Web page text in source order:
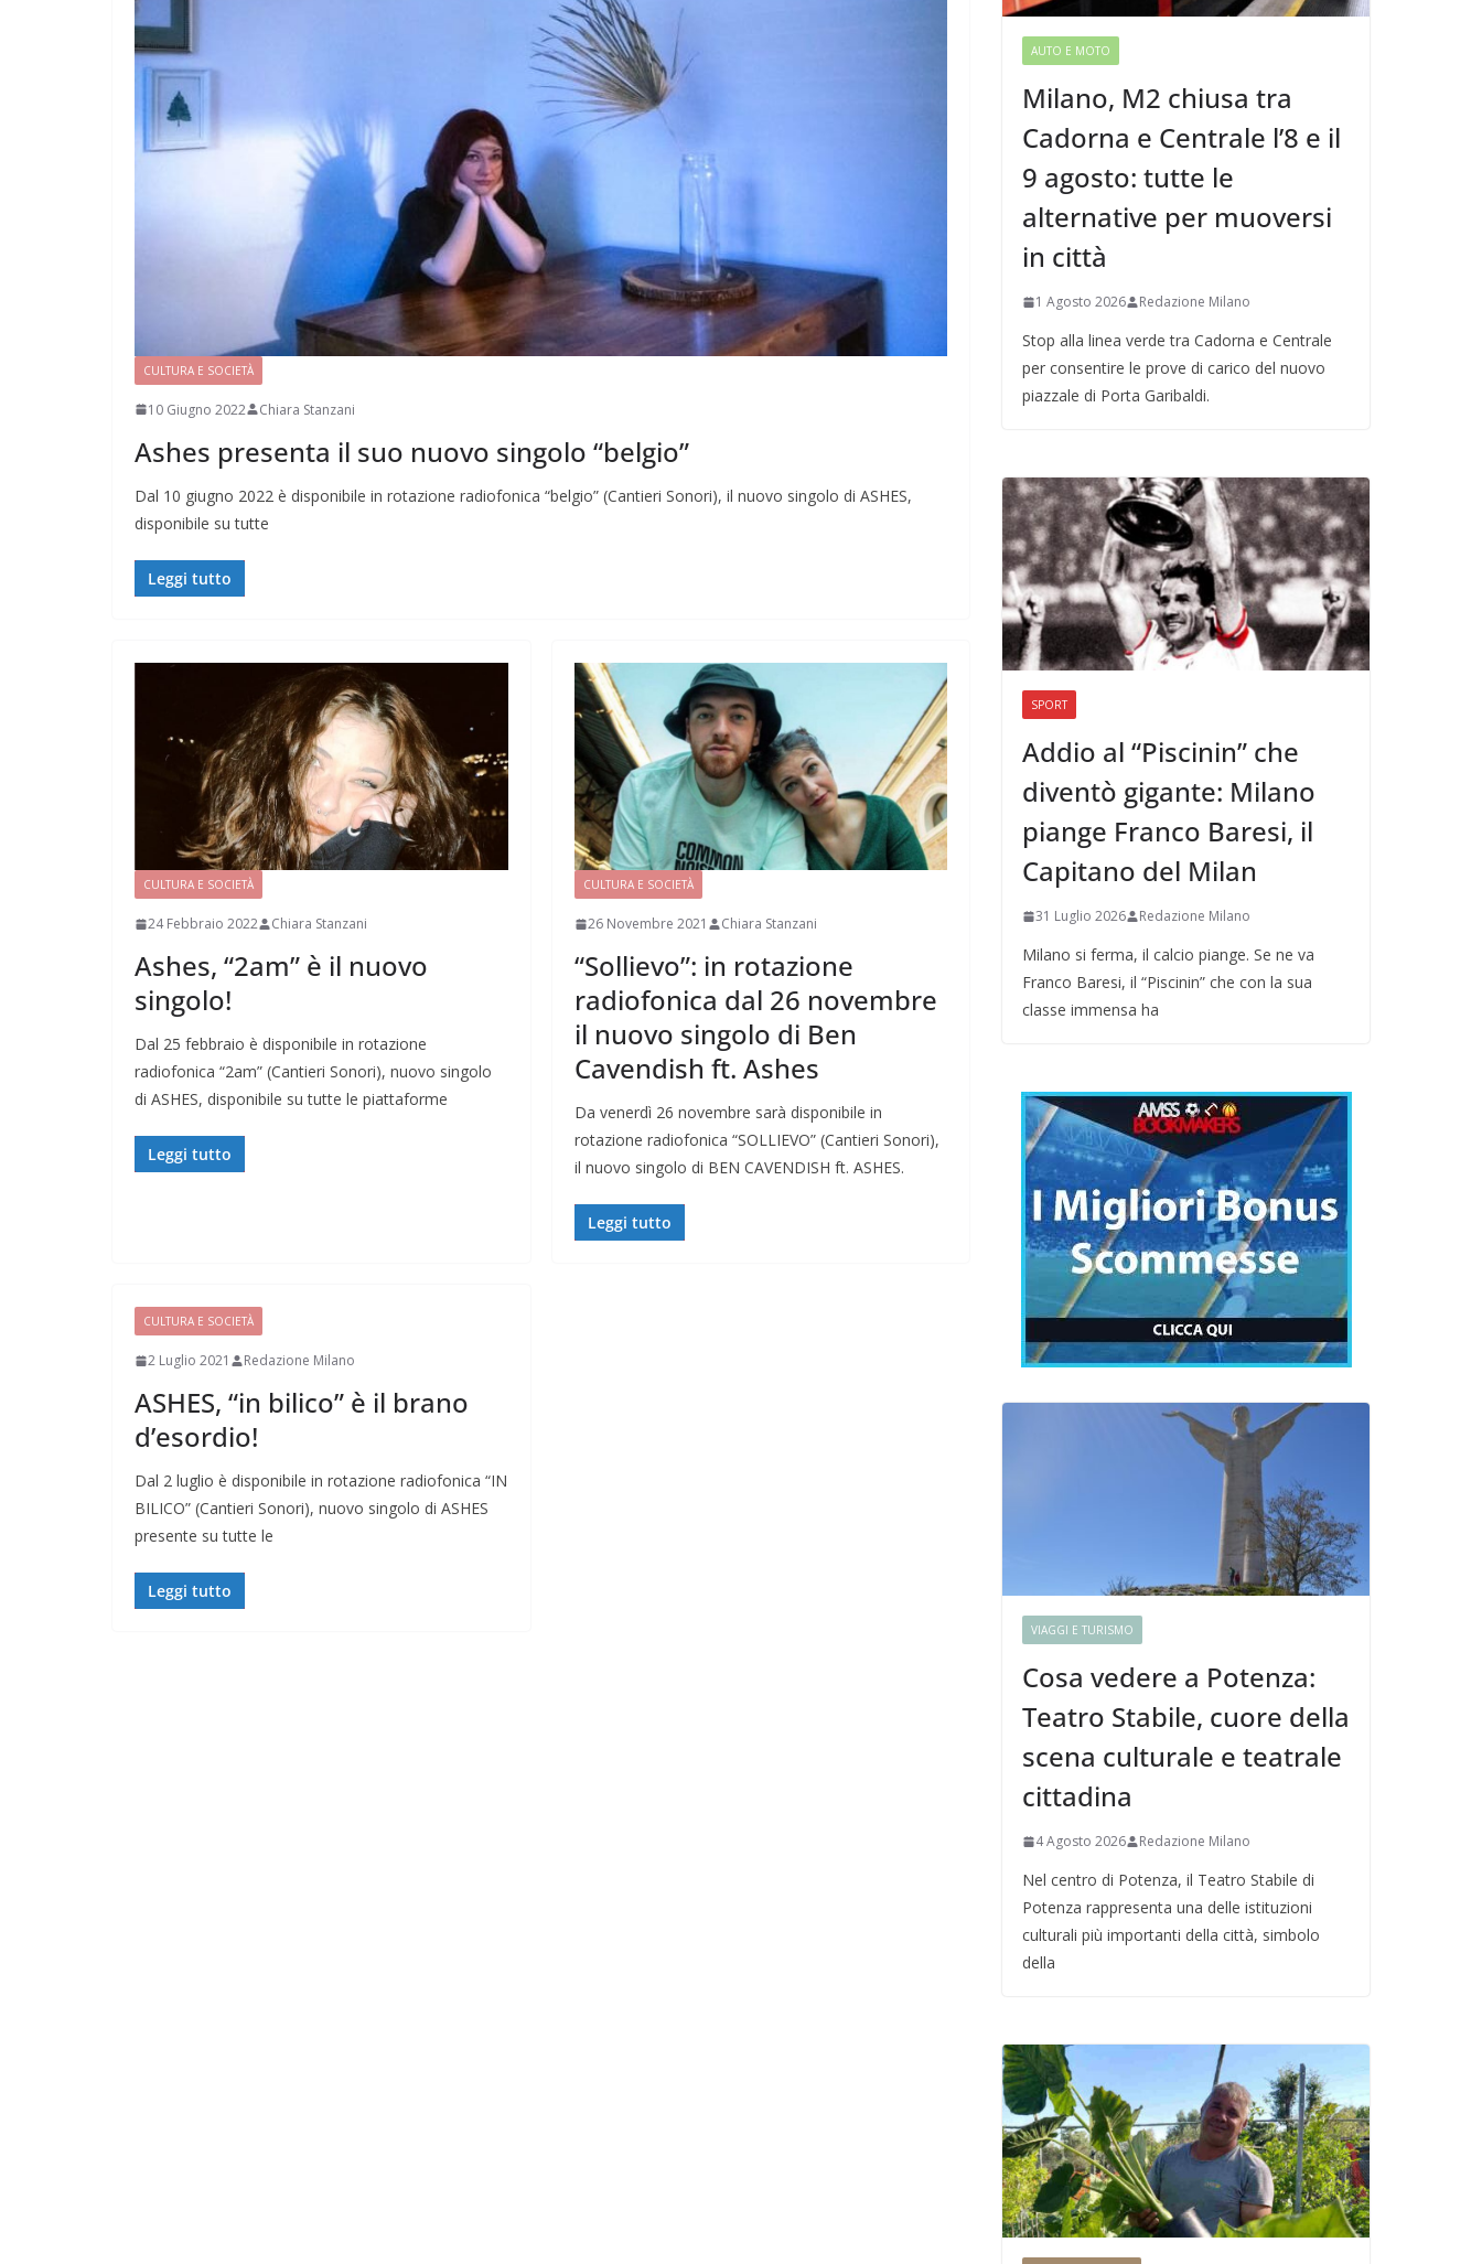
CULTURA E SOCIETÀ
10 Giugno 2022 Chiara Stanzani
Ashes presenta il suo nuovo singolo “belgio”
Dal 10 giugno 2022 è disponibile in rotazione radiofonica “belgio” (Cantieri Sonori), il nuovo singolo di ASHES,
disponibile su tutte
Leggi tutto
CULTURA E SOCIETÀ
24 Febbraio 2022 Chiara Stanzani
Ashes, “2am” è il nuovo
singolo!
Dal 25 febbraio è disponibile in rotazione
radiofonica “2am” (Cantieri Sonori), nuovo singolo
di ASHES, disponibile su tutte le piattaforme
Leggi tutto
CULTURA E SOCIETÀ
26 Novembre 2021 Chiara Stanzani
“Sollievo”: in rotazione
radiofonica dal 26 novembre
il nuovo singolo di Ben
Cavendish ft. Ashes
Da venerdì 26 novembre sarà disponibile in
rotazione radiofonica “SOLLIEVO” (Cantieri Sonori),
il nuovo singolo di BEN CAVENDISH ft. ASHES.
Leggi tutto
CULTURA E SOCIETÀ
2 Luglio 2021 Redazione Milano
ASHES, “in bilico” è il brano
d’esordio!
Dal 2 luglio è disponibile in rotazione radiofonica “IN
BILICO” (Cantieri Sonori), nuovo singolo di ASHES
presente su tutte le
Leggi tutto
AUTO E MOTO
Milano, M2 chiusa tra
Cadorna e Centrale l’8 e il
9 agosto: tutte le
alternative per muoversi
in città
1 Agosto 2026 Redazione Milano
Stop alla linea verde tra Cadorna e Centrale
per consentire le prove di carico del nuovo
piazzale di Porta Garibaldi.
SPORT
Addio al “Piscinin” che
diventò gigante: Milano
piange Franco Baresi, il
Capitano del Milan
31 Luglio 2026 Redazione Milano
Milano si ferma, il calcio piange. Se ne va
Franco Baresi, il “Piscinin” che con la sua
classe immensa ha
VIAGGI E TURISMO
Cosa vedere a Potenza:
Teatro Stabile, cuore della
scena culturale e teatrale
cittadina
4 Agosto 2026 Redazione Milano
Nel centro di Potenza, il Teatro Stabile di
Potenza rappresenta una delle istituzioni
culturali più importanti della città, simbolo
della